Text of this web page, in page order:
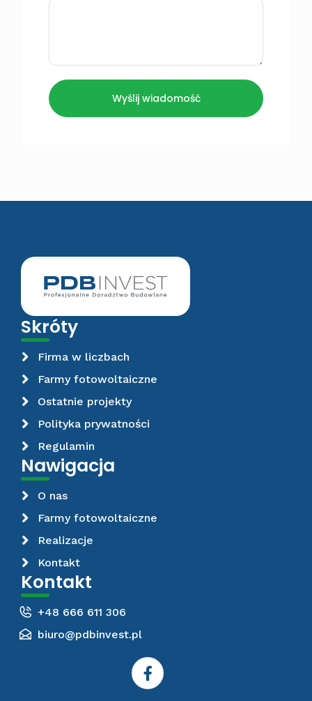
Wyślij wiadomość
Skróty
Firma w liczbach
Farmy fotowoltaiczne
Ostatnie projekty
Polityka prywatności
Regulamin
Nawigacja
O nas
Farmy fotowoltaiczne
Realizacje
Kontakt
Kontakt
+48 666 611 306
biuro@pdbinvest.pl